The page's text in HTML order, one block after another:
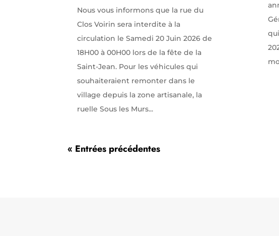
Nous vous informons que la rue du
Clos Voirin sera interdite à la
circulation le Samedi 20 Juin 2026 de
18H00 à 00H00 lors de la fête de la
Saint-Jean. Pour les véhicules qui
souhaiteraient remonter dans le
village depuis la zone artisanale, la
ruelle Sous les Murs...
« Entrées précédentes